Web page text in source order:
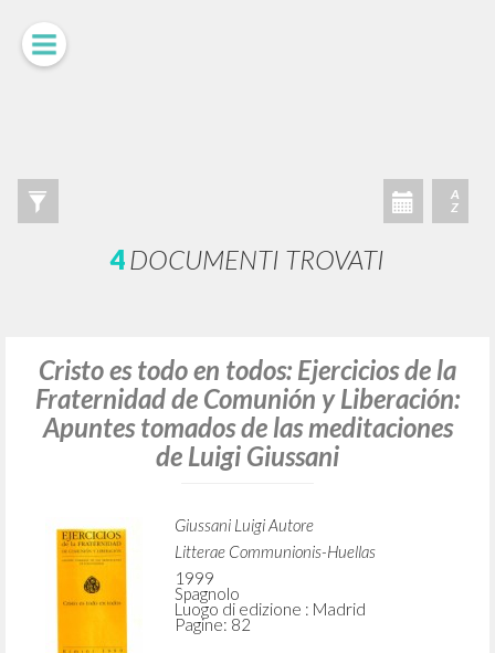
A
Z
4DOCUMENTI TROVATI
Cristo es todo en todos: Ejercicios de la
Fraternidad de Comunión y Liberación:
Apuntes tomados de las meditaciones
de Luigi Giussani
Giussani Luigi Autore
Litterae Communionis-Huellas
1999
Spagnolo
Luogo di edizione : Madrid
Pagine: 82